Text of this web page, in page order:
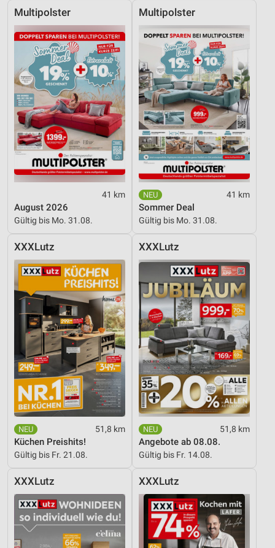
Multipolster
41 km
August 2026
Gültig bis Mo. 31.08.
Multipolster
41 km
Sommer Deal
Gültig bis Mo. 31.08.
XXXLutz
51,8 km
Küchen Preishits!
Gültig bis Fr. 21.08.
XXXLutz
51,8 km
Angebote ab 08.08.
Gültig bis Fr. 14.08.
XXXLutz XXXLutz